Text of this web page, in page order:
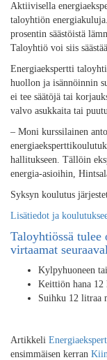
Aktiivisella
taloyhtiön
prosentin säästöistä
Taloyhtiö voi siis
Energiaekspertti
huollon ja isännöinnin
ei tee säätöjä tai
valvo asukkaita tai
– Moni kurssilainen
hallitukseen. Tällöin
energia-asioihin,
Syksyn koulutus
Lisätiedot ja
Taloyhtiössä tulee
virtaamat
Kylpyhuoneen
Keittiön hana 12
Suihku 12 litraa
Artikkeli
ensimmäisen kerran